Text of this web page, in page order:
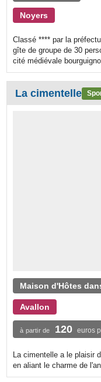
Noyers
Classé **** par la
gîte de groupe de 30
cité médiévale
La cimentelle
Maison d'Hôtes
Avallon
à partir de 120 euros
La cimentelle a le plaisir
en aliant le charme de